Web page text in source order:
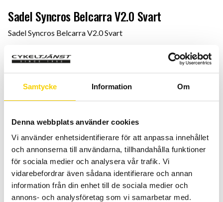
Samtycke Information Om
Denna webbplats använder cookies
Vi använder enhetsidentifierare för att anpassa innehållet
och annonserna till användarna, tillhandahålla funktioner
för sociala medier och analysera vår trafik. Vi
vidarebefordrar även sådana identifierare och annan
information från din enhet till de sociala medier och
annons- och analysföretag som vi samarbetar med.
Sadel Syncros Belcarra V2.0 Svart
Sadel Syncros Belcarra V2.0 Svart
799:-
+
-
BUY
Certifierad cykelservice & Shimano Service Center
Allt inom cykel på ett ställe
Kunnig personal och hög kundnöjdhet